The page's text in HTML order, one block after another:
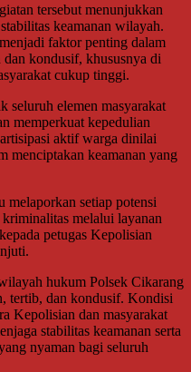
tersebut menunjukkan
keamanan wilayah.
faktor penting dalam
kondusif, khususnya di
cukup tinggi.
seluruh elemen masyarakat
memperkuat kepedulian
aktif warga dinilai
menciptakan keamanan yang
melaporkan setiap potensi
melalui layanan
petugas Kepolisian
hukum Polsek Cikarang
tertib, dan kondusif. Kondisi
Kepolisian dan masyarakat
stabilitas keamanan serta
nyaman bagi seluruh